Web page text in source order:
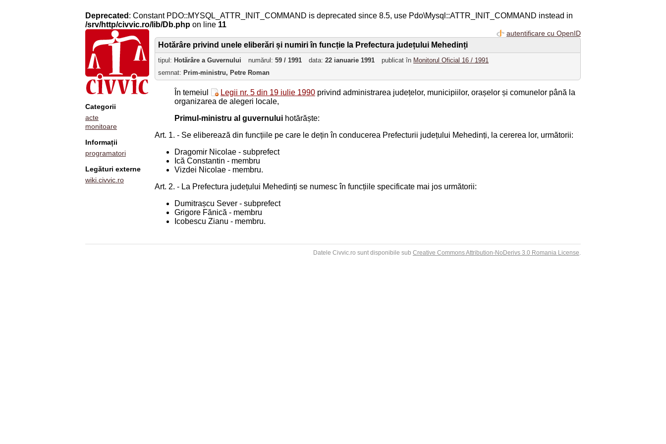
Deprecated : Constant PDO::MYSQL_ATTR_INIT_COMMAND is deprecated since 8.5, use Pdo\Mysql::ATTR_INIT_COMMAND instead in
/srv/http/civvic.ro/lib/Db.php on line 11
Categorii
acte
monitoare
Informații
programatori
Legături externe
wiki.civvic.ro
autentificare cu OpenID
Hotărâre privind unele eliberări și numiri în funcție la Prefectura județului Mehedinți
tipul: Hotărâre a Guvernului numărul: 59 / 1991 data: 22 ianuarie 1991 publicat în Monitorul Oficial 16 / 1991
semnat: Prim-ministru, Petre Roman
În temeiul Legii nr. 5 din 19 iulie 1990 privind administrarea județelor, municipiilor, orașelor și comunelor până la
organizarea de alegeri locale,
Primul-ministru al guvernului hotărăște:
Art. 1. - Se eliberează din funcțiile pe care le dețin în conducerea Prefecturii județului Mehedinți, la cererea lor, următorii:
Dragomir Nicolae - subprefect
Ică Constantin - membru
Vizdei Nicolae - membru.
Art. 2. - La Prefectura județului Mehedinți se numesc în funcțiile specificate mai jos următorii:
Dumitrașcu Sever - subprefect
Grigore Fănică - membru
Icobescu Zianu - membru.
Datele Civvic.ro sunt disponibile sub Creative Commons Attribution-NoDerivs 3.0 Romania License.